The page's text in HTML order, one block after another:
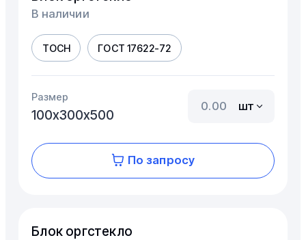
В наличии
ТОСН ГОСТ 17622-72
Размер
100х300х500
шт
По запросу
Блок оргстекло